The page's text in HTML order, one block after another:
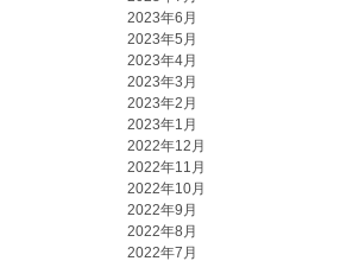
2023年6月
2023年5月
2023年4月
2023年3月
2023年2月
2023年1月
2022年12月
2022年11月
2022年10月
2022年9月
2022年8月
2022年7月